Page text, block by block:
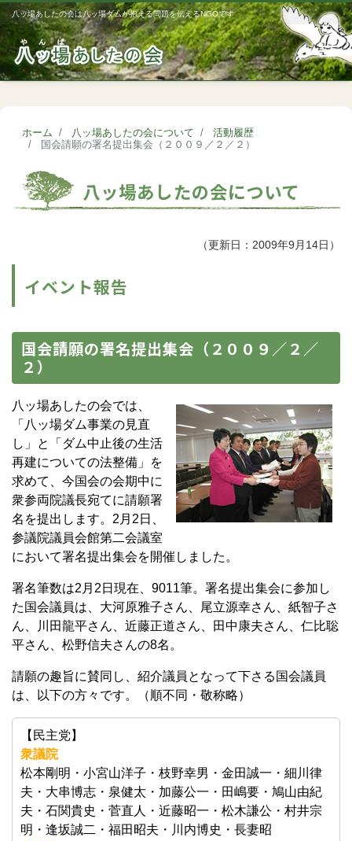
八ッ場あしたの会は八ッ場ダムが抱える問題を伝えるNGOです
ホーム 八ッ場あしたの会について
活動履歴
国会請願の署名提出集会（２００９／２／２）
八ッ場あしたの会について
（更新日：2009年9月14日）
イベント報告
国会請願の署名提出集会（２００９／２／
２）
八ッ場あしたの会では、
「八ッ場ダム事業の見直
し」と「ダム中止後の生活
再建についての法整備」を
求めて、今国会の会期中に
衆参両院議長宛てに請願署
名を提出します。2月2日、
参議院議員会館第二会議室
において署名提出集会を開催しました。
署名筆数は2月2日現在、9011筆。署名提出集会に参加し
た国会議員は、大河原雅子さん、尾立源幸さん、紙智子さ
ん、川田龍平さん、近藤正道さん、田中康夫さん、仁比聡
平さん、松野信夫さんの8名。
請願の趣旨に賛同し、紹介議員となって下さる国会議員
は、以下の方々です。（順不同・敬称略）
【民主党】
衆議院
松本剛明・小宮山洋子・枝野幸男・金田誠一・細川律
夫・大串博志・泉健太・加藤公一・田嶋要・鳩山由紀
夫・石関貴史・菅直人・近藤昭一・松木謙公・村井宗
明・逢坂誠二・福田昭夫・川内博史・長妻昭